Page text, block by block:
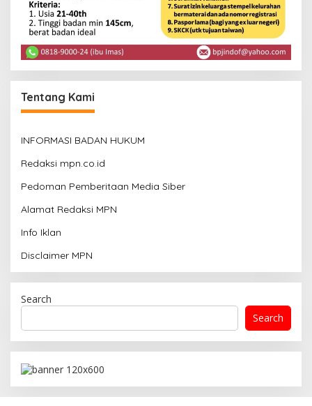
Tentang Kami
INFORMASI BADAN HUKUM
Redaksi mpn.co.id
Pedoman Pemberitaan Media Siber
Alamat Redaksi MPN
Info Iklan
Disclaimer MPN
Search
Search